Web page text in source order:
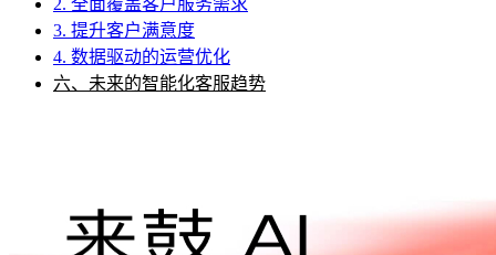
2. 全面覆盖客户服务需求
3. 提升客户满意度
4. 数据驱动的运营优化
六、未来的智能化客服趋势